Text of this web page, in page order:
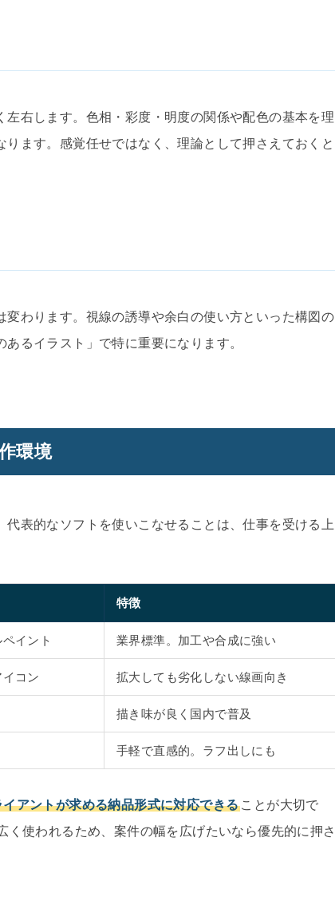
右します。色相・彩度・明度の関係や配色の基本を理
ます。感覚任せではなく、理論として押さえておくと
わります。視線の誘導や余白の使い方といった構図の
るイラスト」で特に重要になります。
環境
表的なソフトを使いこなせることは、仕事を受ける上
特徴
イント 業界標準。加工や合成に強い
コン 拡大しても劣化しない線画向き
描き味が良く国内で普及
手軽で直感的。ラフ出しにも
イアントが求める納品形式に対応できる ことが大切で
使われるため、案件の幅を広げたいなら優先的に押さ